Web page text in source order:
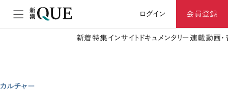
ログイン 会員登録
新着特集 インサイト ドキュメンタリー 連載動画
カルチャー